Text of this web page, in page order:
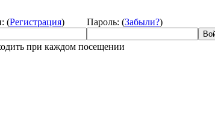
(Регистрация) Пароль: (Забыли?)
при каждом посещении